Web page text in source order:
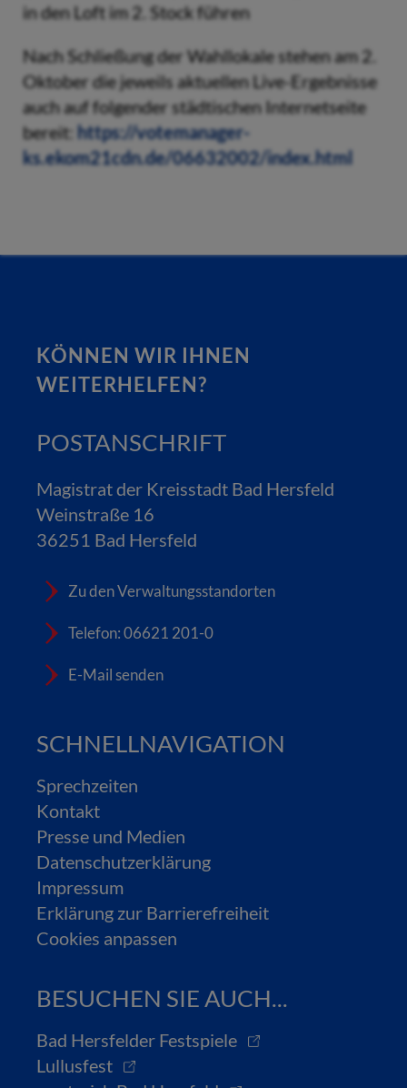
in den Loft im 2. Stock führen
Nach Schließung der Wahllokale stehen am 2.
Oktober die jeweils aktuellen Live-Ergebnisse
auch auf folgender städtischen Internetseite
bereit: https://votemanager-
ks.ekom21cdn.de/06632002/index.html
KÖNNEN WIR IHNEN
WEITERHELFEN?
POSTANSCHRIFT
Magistrat der Kreisstadt Bad Hersfeld
Weinstraße 16
36251 Bad Hersfeld
Zu den Verwaltungsstandorten
Telefon: 06621 201-0
E-Mail senden
SCHNELLNAVIGATION
Sprechzeiten
Kontakt
Presse und Medien
Datenschutzerklärung
Impressum
Erklärung zur Barrierefreiheit
Cookies anpassen
BESUCHEN SIE AUCH...
Bad Hersfelder Festspiele
Lullusfest